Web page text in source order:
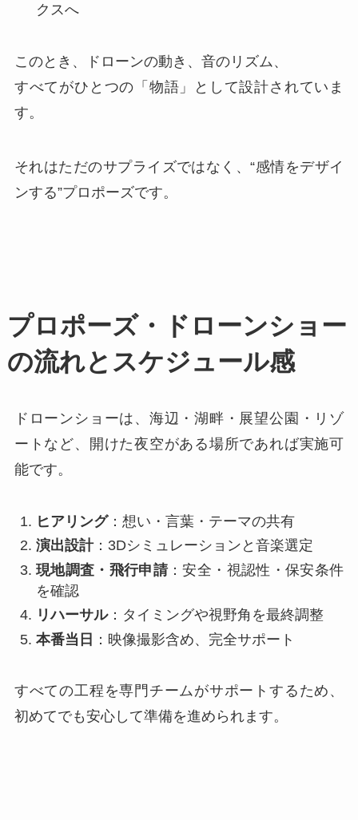
クスへ
このとき、ドローンの動き、音のリズム、
すべてがひとつの「物語」として設計されていま
す。
それはただのサプライズではなく、“感情をデザイ
ンする”プロポーズです。
プロポーズ・ドローンショー
の流れとスケジュール感
ドローンショーは、海辺・湖畔・展望公園・リゾ
ートなど、開けた夜空がある場所であれば実施可
能です。
ヒアリング：想い・言葉・テーマの共有
演出設計：3Dシミュレーションと音楽選定
現地調査・飛行申請：安全・視認性・保安条件
を確認
リハーサル：タイミングや視野角を最終調整
本番当日 ：映像撮影含め、完全サポート
すべての工程を専門チームがサポートするため、
初めてでも安心して準備を進められます。